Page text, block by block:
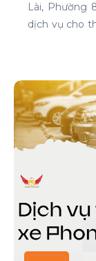
Lài, Phường
dịch vụ cho